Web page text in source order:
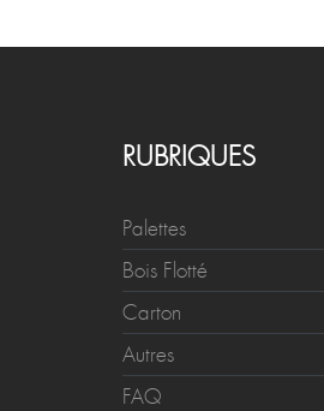
RUBRIQUES
Palettes
Bois Flotté
Carton
Autres
FAQ